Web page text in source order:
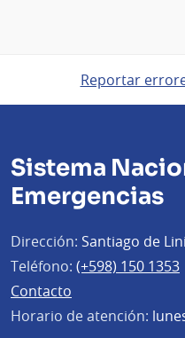
Reportar
Sistema
Emergencias
Dirección: Santiago de
Teléfono: (+598) 150 1353
Contacto
Horario de atención: